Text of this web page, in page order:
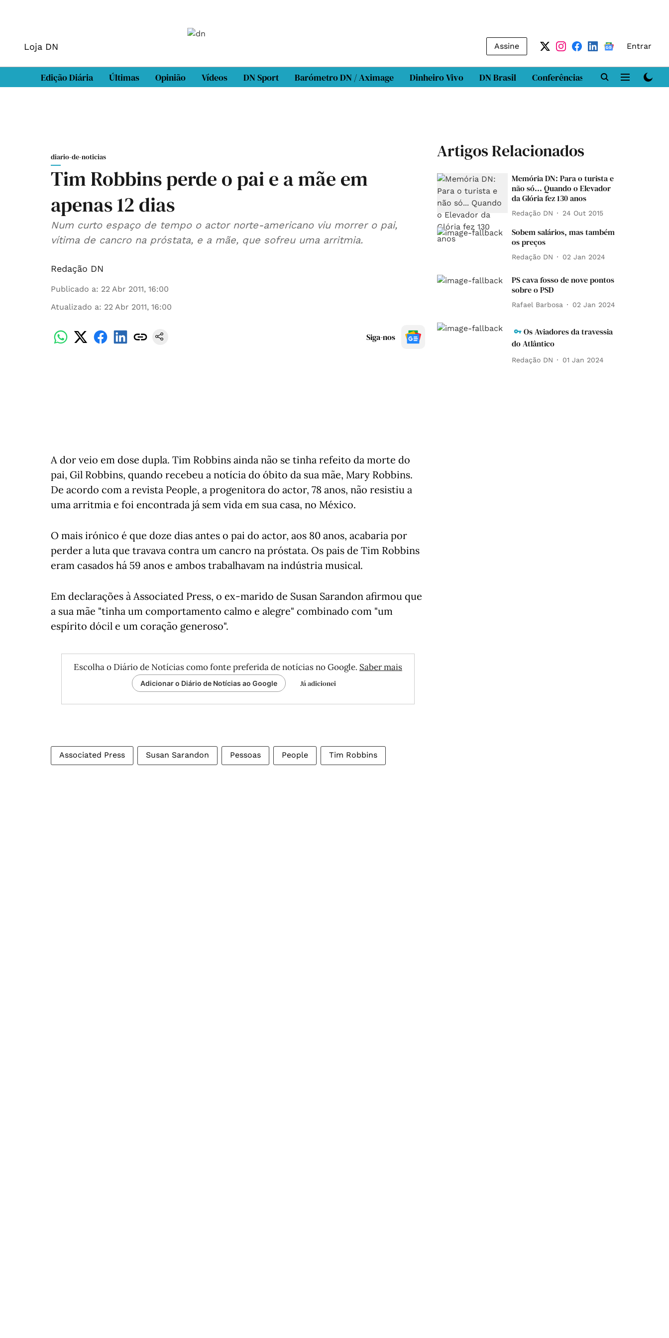
Loja DN Assine Entrar
Edição Diária Últimas Opinião Vídeos DN Sport Barómetro DN / Aximage Dinheiro Vivo DN Brasil Conferências DN LAB
diario-de-noticias
Tim Robbins perde o pai e a mãe em
apenas 12 dias
Num curto espaço de tempo o actor norte-americano viu morrer o pai,
vítima de cancro na próstata, e a mãe, que sofreu uma arritmia.
Redação DN
Publicado a: 22 Abr 2011, 16:00
Atualizado a: 22 Abr 2011, 16:00
Siga-nos
A dor veio em dose dupla. Tim Robbins ainda não se tinha refeito da morte do
pai, Gil Robbins, quando recebeu a notícia do óbito da sua mãe, Mary Robbins.
De acordo com a revista People, a progenitora do actor, 78 anos, não resistiu a
uma arritmia e foi encontrada já sem vida em sua casa, no México.
O mais irónico é que doze dias antes o pai do actor, aos 80 anos, acabaria por
perder a luta que travava contra um cancro na próstata. Os pais de Tim Robbins
eram casados há 59 anos e ambos trabalhavam na indústria musical.
Em declarações à Associated Press, o ex-marido de Susan Sarandon afirmou que
a sua mãe "tinha um comportamento calmo e alegre" combinado com "um
espírito dócil e um coração generoso".
Escolha o Diário de Notícias como fonte preferida de notícias no Google. Saber mais
Adicionar o Diário de Notícias ao Google Já adicionei
Associated Press Susan Sarandon Pessoas People Tim Robbins
Artigos Relacionados
Memória DN: Para o turista e
não só... Quando o Elevador
da Glória fez 130 anos
Redação DN 24 Out 2015
Sobem salários, mas também
os preços
Redação DN 02 Jan 2024
PS cava fosso de nove pontos
sobre o PSD
Rafael Barbosa 02 Jan 2024
Os Aviadores da travessia
do Atlântico
Redação DN 01 Jan 2024